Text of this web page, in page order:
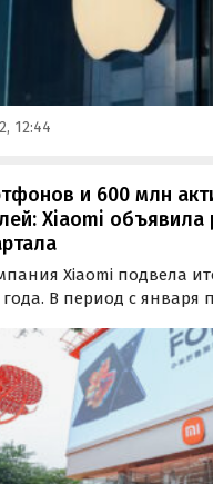
12:44
и 600 млн
Xiaomi объявила
Xiaomi подвела
года. В период с января
выручку.